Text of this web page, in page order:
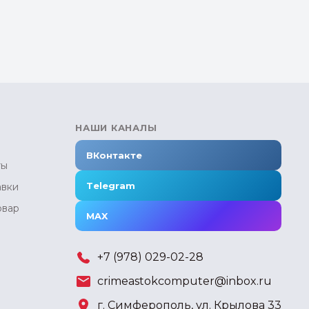
НАШИ КАНАЛЫ
ВКонтакте
Telegram
MAX
+7 (978) 029-02-28
crimeastokcomputer@inbox.ru
г. Симферополь, ул. Крылова 33